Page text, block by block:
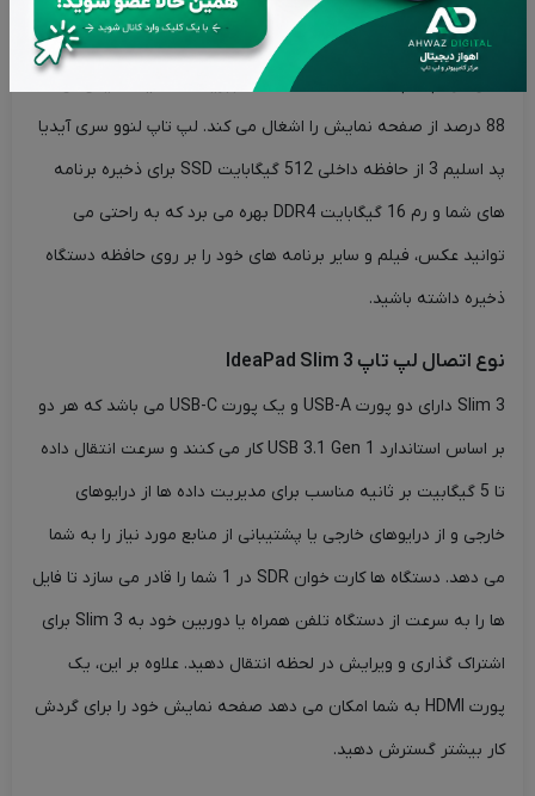
برای شما به ارمغان خواهد آورد. همچنین از یک تجربه چندرسانه ای
کامل در لپ تاپ IdeaPad Slim 3 لذت ببرید که ناحیه نمایش آن تا
88 درصد از صفحه نمایش را اشغال می کند. لپ تاپ لنوو سری آیدیا
پد اسلیم 3 از حافظه داخلی 512 گیگابایت SSD برای ذخیره برنامه
های شما و رم 16 گیگابایت DDR4 بهره می برد که به راحتی می
توانید عکس، فیلم و سایر برنامه های خود را بر روی حافظه دستگاه
ذخیره داشته باشید.
نوع اتصال لپ تاپ IdeaPad Slim 3
Slim 3 دارای دو پورت USB-A و یک پورت USB-C می باشد که هر دو
بر اساس استاندارد USB 3.1 Gen 1 کار می کنند و سرعت انتقال داده
تا 5 گیگابیت بر ثانیه مناسب برای مدیریت داده ها از درایوهای
خارجی و از درایوهای خارجی یا پشتیبانی از منابع مورد نیاز را به شما
می دهد. دستگاه ها کارت خوان SDR در 1 شما را قادر می سازد تا فایل
ها را به سرعت از دستگاه تلفن همراه یا دوربین خود به Slim 3 برای
اشتراک گذاری و ویرایش در لحظه انتقال دهید. علاوه بر این، یک
پورت HDMI به شما امکان می دهد صفحه نمایش خود را برای گردش
کار بیشتر گسترش دهید.